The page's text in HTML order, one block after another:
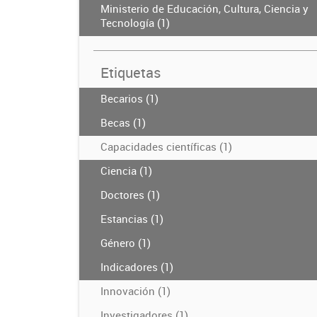
Ministerio de Educación, Cultura, Ciencia y
Tecnología (1)
Etiquetas
Becarios (1)
Becas (1)
Capacidades científicas (1)
Ciencia (1)
Doctores (1)
Estancias (1)
Género (1)
Indicadores (1)
Innovación (1)